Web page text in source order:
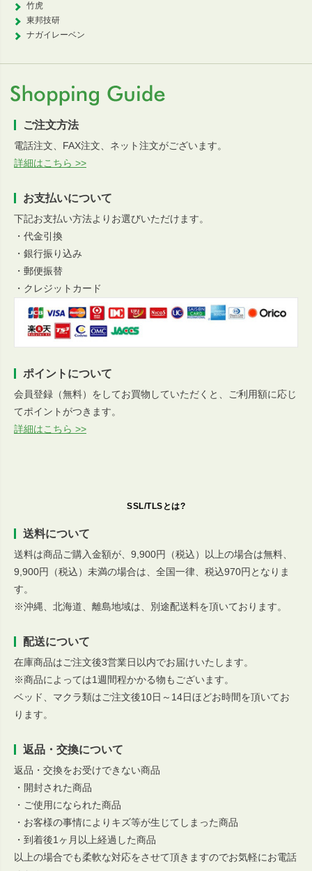
竹虎
東邦技研
ナガイレーベン
ご注文方法
電話注文、FAX注文、ネット注文がございます。
詳細はこちら >>
お支払いについて
下記お支払い方法よりお選びいただけます。
・代金引換
・銀行振り込み
・郵便振替
・クレジットカード
ポイントについて
会員登録（無料）をしてお買物していただくと、ご利用額に応じ
てポイントがつきます。
詳細はこちら >>
SSL/TLSとは?
送料について
送料は商品ご購入金額が、9,900円（税込）以上の場合は無料、
9,900円（税込）未満の場合は、全国一律、税込970円となりま
す。
※沖縄、北海道、離島地域は、別途配送料を頂いております。
配送について
在庫商品はご注文後3営業日以内でお届けいたします。
※商品によっては1週間程かかる物もございます。
ベッド、マクラ類はご注文後10日～14日ほどお時間を頂いてお
ります。
返品・交換について
返品・交換をお受けできない商品
・開封された商品
・ご使用になられた商品
・お客様の事情によりキズ等が生じてしまった商品
・到着後1ヶ月以上経過した商品
以上の場合でも柔軟な対応をさせて頂きますのでお気軽にお電話